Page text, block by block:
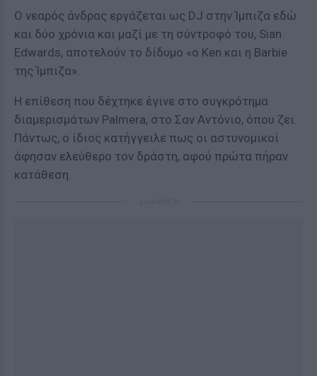
Ο νεαρός άνδρας εργάζεται ως DJ στην Ίμπιζα εδώ
και δύο χρόνια και μαζί με τη σύντροφό του, Sian
Edwards, αποτελούν το δίδυμο «ο Ken και η Barbie
της Ίμπιζα».
Η επίθεση που δέχτηκε έγινε στο συγκρότημα
διαμερισμάτων Palmera, στο Σαν Αντόνιο, όπου ζει.
Πάντως, ο ίδιος κατήγγειλε πως οι αστυνομικοί
άφησαν ελεύθερο τον δράστη, αφού πρώτα πήραν
κατάθεση.